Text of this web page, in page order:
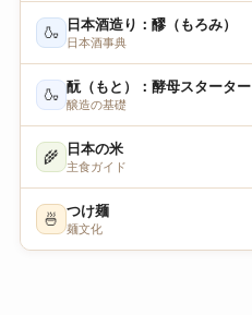
🍶 日本酒造り：醪（もろみ）
日本酒事典
🍶 酛（もと）：酵母スターター
醸造の基礎
🌾 日本の米
主食ガイド
🍜 つけ麺
麺文化